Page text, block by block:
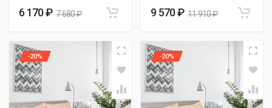
6 170 ₽ 7 680 ₽ 9 570 ₽ 11 910 ₽
-20% -20%